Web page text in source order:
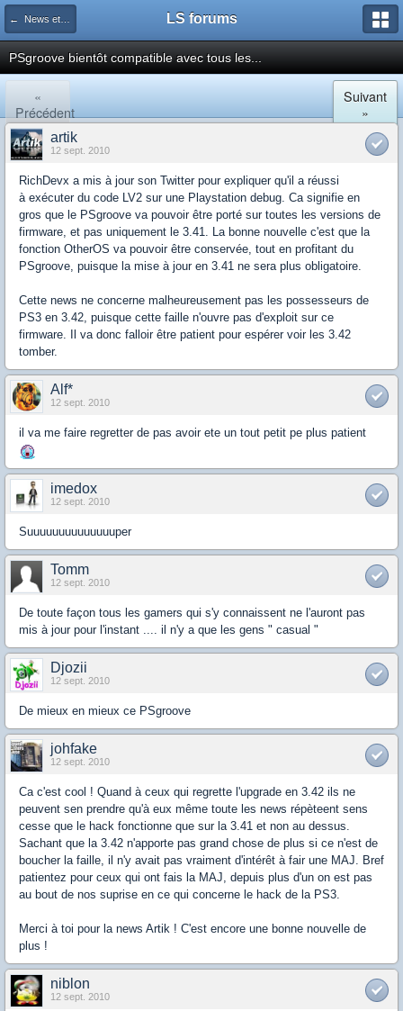
← News et actualités postées sur LS LS forums
PSgroove bientôt compatible avec tous les...
«
Précédent
Suivant
»
artik
12 sept. 2010
RichDevx a mis à jour son Twitter pour expliquer qu'il a réussi
à exécuter du code LV2 sur une Playstation debug. Ca signifie en
gros que le PSgroove va pouvoir être porté sur toutes les versions de
firmware, et pas uniquement le 3.41. La bonne nouvelle c'est que la
fonction OtherOS va pouvoir être conservée, tout en profitant du
PSgroove, puisque la mise à jour en 3.41 ne sera plus obligatoire.
Cette news ne concerne malheureusement pas les possesseurs de
PS3 en 3.42, puisque cette faille n'ouvre pas d'exploit sur ce
firmware. Il va donc falloir être patient pour espérer voir les 3.42
tomber.
Alf*
12 sept. 2010
il va me faire regretter de pas avoir ete un tout petit pe plus patient
imedox
12 sept. 2010
Suuuuuuuuuuuuuuper
Tomm
12 sept. 2010
De toute façon tous les gamers qui s'y connaissent ne l'auront pas
mis à jour pour l'instant .... il n'y a que les gens " casual "
Djozii
12 sept. 2010
De mieux en mieux ce PSgroove
johfake
12 sept. 2010
Ca c'est cool ! Quand à ceux qui regrette l'upgrade en 3.42 ils ne
peuvent sen prendre qu'à eux même toute les news répèteent sens
cesse que le hack fonctionne que sur la 3.41 et non au dessus.
Sachant que la 3.42 n'apporte pas grand chose de plus si ce n'est de
boucher la faille, il n'y avait pas vraiment d'intérêt à fair une MAJ. Bref
patientez pour ceux qui ont fais la MAJ, depuis plus d'un on est pas
au bout de nos suprise en ce qui concerne le hack de la PS3.
Merci à toi pour la news Artik ! C'est encore une bonne nouvelle de
plus !
niblon
12 sept. 2010